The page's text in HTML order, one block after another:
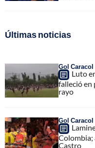
Últimas noticias
Gol Caracol
Luto
falleció en
rayo
Gol Caracol
Colombia;
Castro